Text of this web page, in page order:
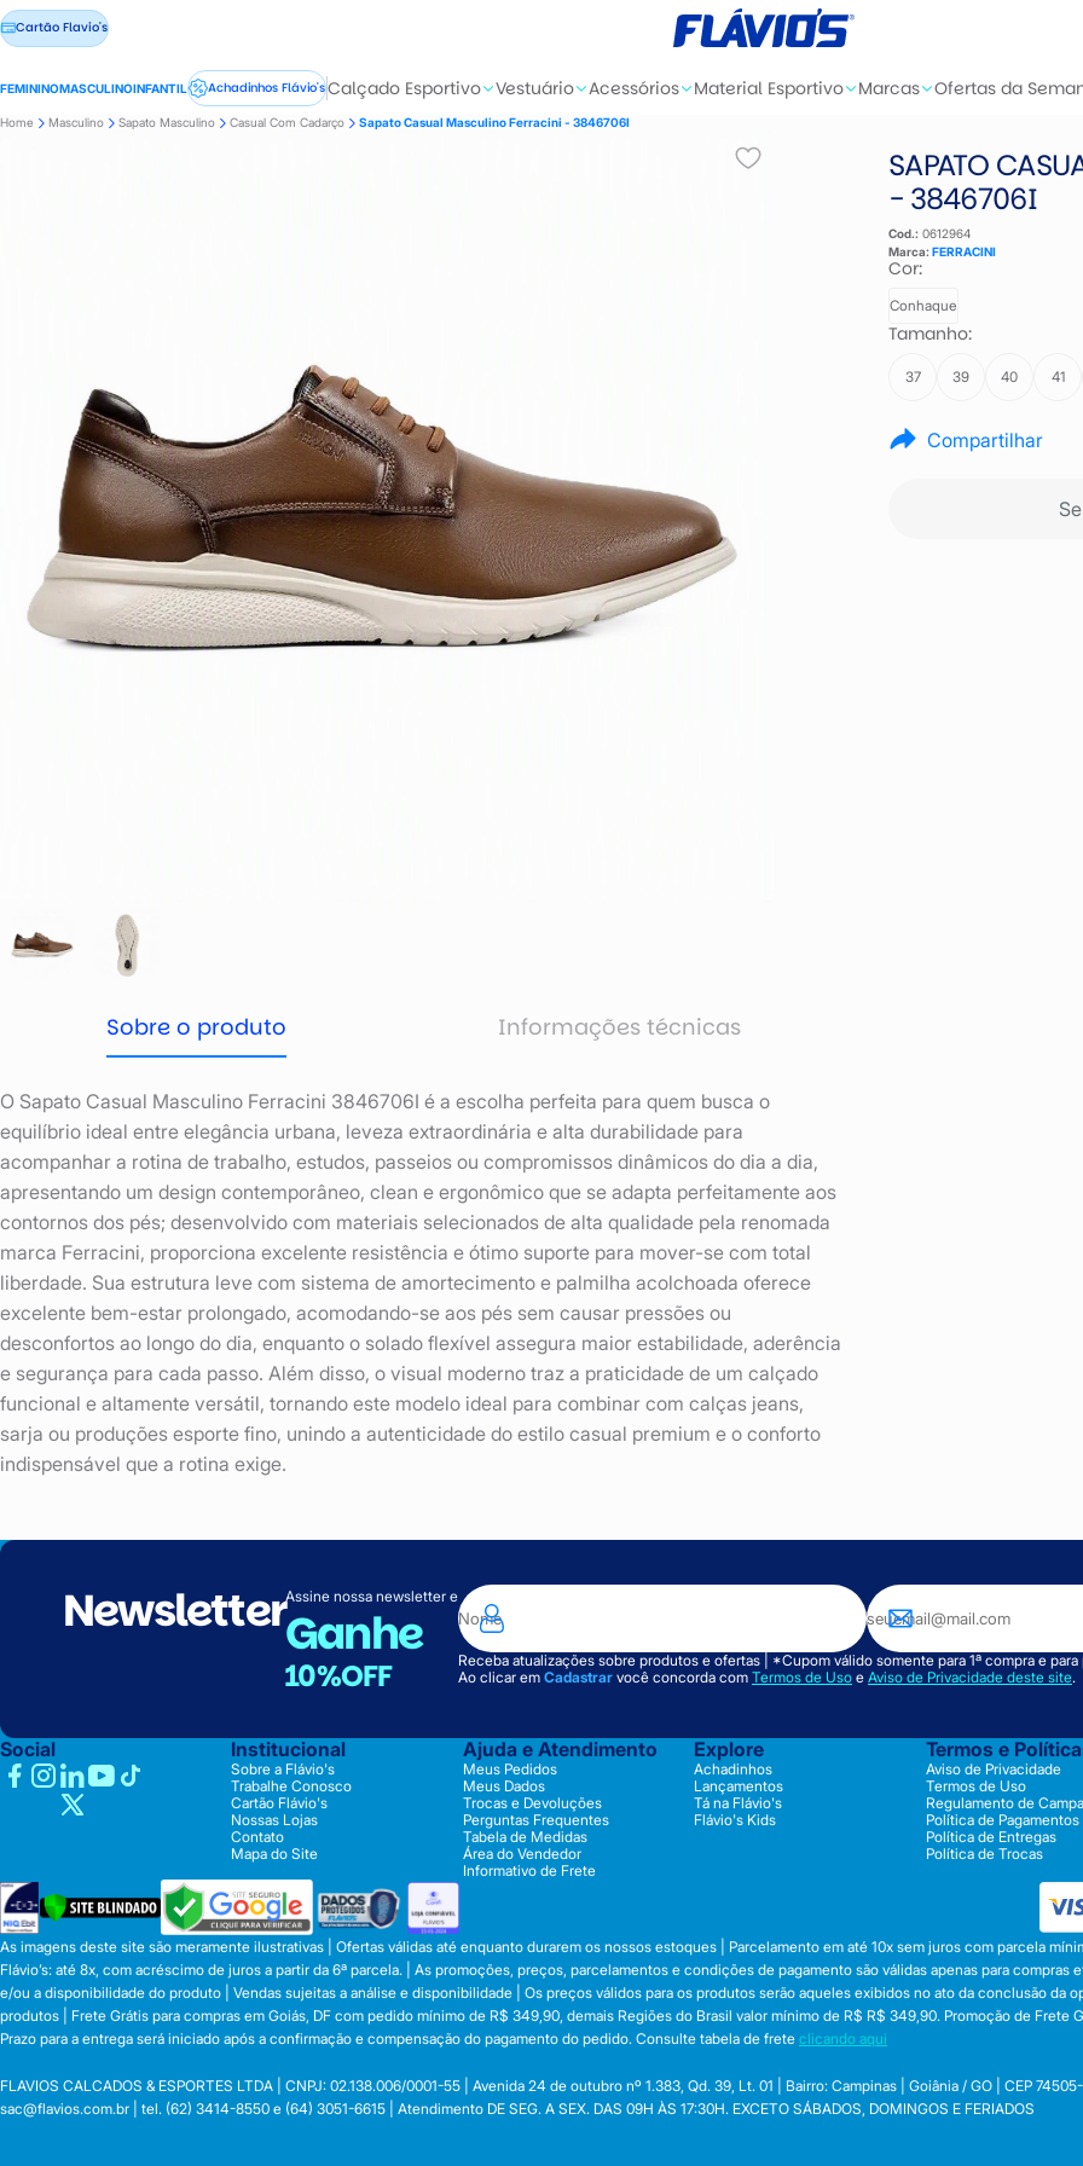
Cartão Flavio's
FEMININOMASCULINOINFANTIL Achadinhos Flávio'sCalçado Esportivo Vestuário Acessórios Material Esportivo Marcas Ofertas da
Home Masculino Sapato Masculino Casual Com Cadarço Sapato Casual Masculino Ferracini - 3846706I
SAPATO
- 3846706I
Cod.: 0612964
Marca: FERRACINI
Cor:
Conhaque
Tamanho:
37 39 40 41
Compartilhar
Sobre o produto Informações técnicas
O Sapato Casual Masculino Ferracini 3846706I é a escolha perfeita para quem busca o
equilíbrio ideal entre elegância urbana, leveza extraordinária e alta durabilidade para
acompanhar a rotina de trabalho, estudos, passeios ou compromissos dinâmicos do dia a dia,
apresentando um design contemporâneo, clean e ergonômico que se adapta perfeitamente aos
contornos dos pés; desenvolvido com materiais selecionados de alta qualidade pela renomada
marca Ferracini, proporciona excelente resistência e ótimo suporte para mover-se com total
liberdade. Sua estrutura leve com sistema de amortecimento e palmilha acolchoada oferece
excelente bem-estar prolongado, acomodando-se aos pés sem causar pressões ou
desconfortos ao longo do dia, enquanto o solado flexível assegura maior estabilidade, aderência
e segurança para cada passo. Além disso, o visual moderno traz a praticidade de um calçado
funcional e altamente versátil, tornando este modelo ideal para combinar com calças jeans,
sarja ou produções esporte fino, unindo a autenticidade do estilo casual premium e o conforto
indispensável que a rotina exige.
NewsletterAssine nossa newsletter e
Ganhe
10%OFF
Receba atualizações sobre produtos e ofertas | *Cupom válido somente para 1ª compra e
Ao clicar em Cadastrar você concorda com Termos de Uso e Aviso de Privacidade deste site.
Social Institucional
Sobre a Flávio's
Trabalhe Conosco
Cartão Flávio's
Nossas Lojas
Contato
Mapa do Site
Ajuda e Atendimento
Meus Pedidos
Meus Dados
Trocas e Devoluções
Perguntas Frequentes
Tabela de Medidas
Área do Vendedor
Informativo de Frete
Explore
Achadinhos
Lançamentos
Tá na Flávio's
Flávio's Kids
Termos e
Aviso de Privacidade
Termos de Uso
Regulamento de
Política de Pagamentos
Política de Entregas
Política de Trocas
As imagens deste site são meramente ilustrativas | Ofertas válidas até enquanto durarem os nossos estoques | Parcelamento em até 10x sem juros com parcela
Flávio’s: até 8x, com acréscimo de juros a partir da 6ª parcela. | As promoções, preços, parcelamentos e condições de pagamento são válidas apenas para
e/ou a disponibilidade do produto | Vendas sujeitas a análise e disponibilidade | Os preços válidos para os produtos serão aqueles exibidos no ato da conclusão da
produtos | Frete Grátis para compras em Goiás, DF com pedido mínimo de R$ 349,90, demais Regiões do Brasil valor mínimo de R$ R$ 349,90. Promoção de Frete
Prazo para a entrega será iniciado após a confirmação e compensação do pagamento do pedido. Consulte tabela de frete clicando aqui
FLAVIOS CALCADOS & ESPORTES LTDA | CNPJ: 02.138.006/0001-55 | Avenida 24 de outubro nº 1.383, Qd. 39, Lt. 01 | Bairro: Campinas | Goiânia / GO | CEP
sac@flavios.com.br | tel. (62) 3414-8550 e (64) 3051-6615 | Atendimento DE SEG. A SEX. DAS 09H ÀS 17:30H. EXCETO SÁBADOS, DOMINGOS E FERIADOS